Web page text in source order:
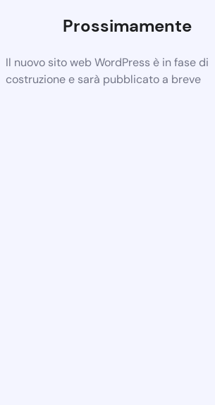
Prossimamente
Il nuovo sito web WordPress è in fase di
costruzione e sarà pubblicato a breve